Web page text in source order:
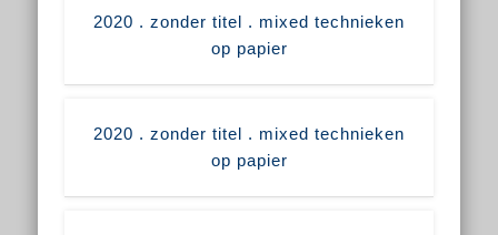
2020 . zonder titel . mixed technieken
op papier
2020 . zonder titel . mixed technieken
op papier